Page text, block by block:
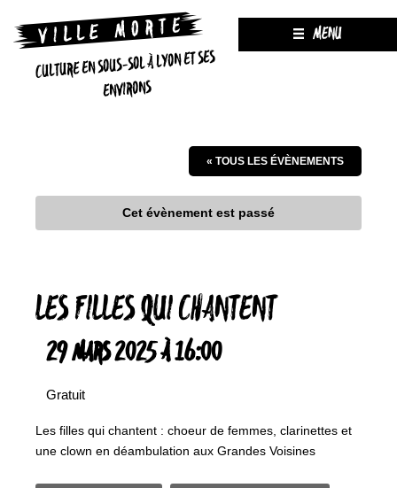
CULTURE EN SOUS-SOL À LYON ET SES
ENVIRONS
MENU
« TOUS LES ÉVÈNEMENTS
Cet évènement est passé
LES FILLES QUI CHANTENT
29 MARS 2025 À 16:00
Gratuit
Les filles qui chantent : choeur de femmes, clarinettes et
une clown en déambulation aux Grandes Voisines